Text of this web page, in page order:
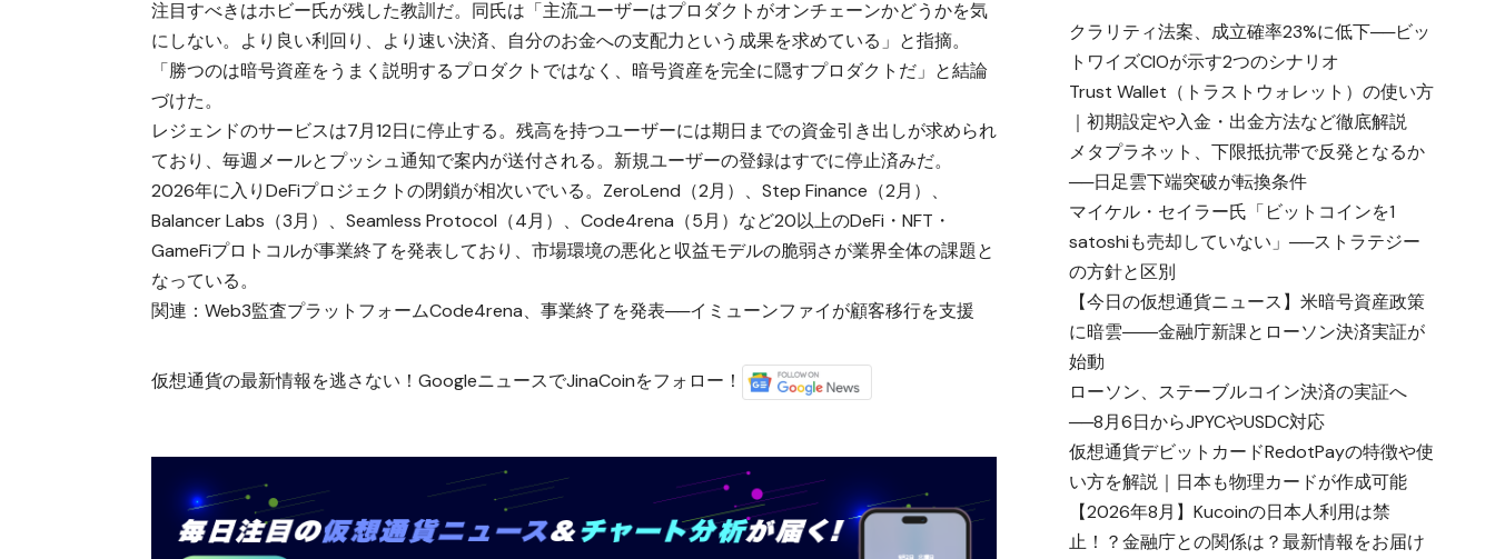
注目すべきはホビー氏が残した教訓だ。同氏は「主流ユーザーはプロダクトがオンチェーンかどうかを気
にしない。より良い利回り、より速い決済、自分のお金への支配力という成果を求めている」と指摘。
「勝つのは暗号資産をうまく説明するプロダクトではなく、暗号資産を完全に隠すプロダクトだ」と結論
づけた。
レジェンドのサービスは7月12日に停止する。残高を持つユーザーには期日までの資金引き出しが求められ
ており、毎週メールとプッシュ通知で案内が送付される。新規ユーザーの登録はすでに停止済みだ。
2026年に入りDeFiプロジェクトの閉鎖が相次いでいる。ZeroLend（2月）、Step Finance（2月）、
Balancer Labs（3月）、Seamless Protocol（4月）、Code4rena（5月）など20以上のDeFi・NFT・
GameFiプロトコルが事業終了を発表しており、市場環境の悪化と収益モデルの脆弱さが業界全体の課題と
なっている。
関連：Web3監査プラットフォームCode4rena、事業終了を発表──イミューンファイが顧客移行を支援
仮想通貨の最新情報を逃さない！GoogleニュースでJinaCoinをフォロー！
クラリティ法案、成立確率23%に低下──ビッ
トワイズCIOが示す2つのシナリオ
Trust Wallet（トラストウォレット）の使い方
｜初期設定や入金・出金方法など徹底解説
メタプラネット、下限抵抗帯で反発となるか
──日足雲下端突破が転換条件
マイケル・セイラー氏「ビットコインを1
satoshiも売却していない」──ストラテジー
の方針と区別
【今日の仮想通貨ニュース】米暗号資産政策
に暗雲――金融庁新課とローソン決済実証が
始動
ローソン、ステーブルコイン決済の実証へ
──8月6日からJPYCやUSDC対応
仮想通貨デビットカードRedotPayの特徴や使
い方を解説｜日本も物理カードが作成可能
【2026年8月】Kucoinの日本人利用は禁
止！？金融庁との関係は？最新情報をお届け